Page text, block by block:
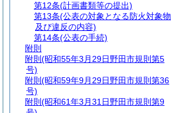
第12条(計画書類等の提出)
第13条(公表の対象となる防火対象物
及び違反の内容)
第14条(公表の手続)
附則
附則 (昭和55年3月29日野田市規則第5
号)
附則 (昭和59年9月29日野田市規則第36
号)
附則 (昭和61年3月31日野田市規則第9